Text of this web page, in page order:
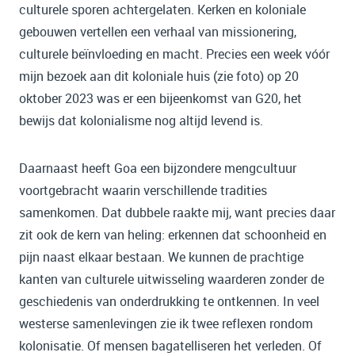
culturele sporen achtergelaten. Kerken en koloniale
gebouwen vertellen een verhaal van missionering,
culturele beïnvloeding en macht. Precies een week vóór
mijn bezoek aan dit koloniale huis (zie foto) op 20
oktober 2023 was er een bijeenkomst van G20, het
bewijs dat kolonialisme nog altijd levend is.
Daarnaast heeft Goa een bijzondere mengcultuur
voortgebracht waarin verschillende tradities
samenkomen. Dat dubbele raakte mij, want precies daar
zit ook de kern van heling: erkennen dat schoonheid en
pijn naast elkaar bestaan. We kunnen de prachtige
kanten van culturele uitwisseling waarderen zonder de
geschiedenis van onderdrukking te ontkennen. In veel
westerse samenlevingen zie ik twee reflexen rondom
kolonisatie. Of mensen bagatelliseren het verleden. Of